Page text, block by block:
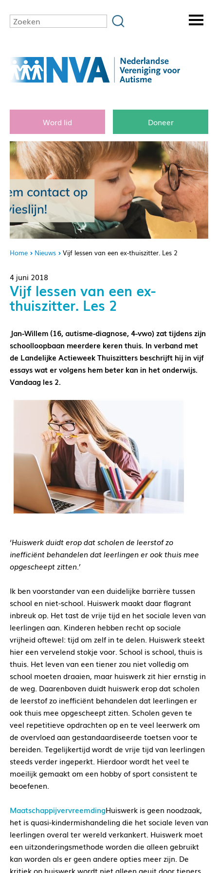
Word lid Doneer
Home Nieuws Vijf lessen van een ex-thuiszitter. Les 2
4 juni 2018
Vijf lessen van een ex-
thuiszitter. Les 2
Jan-Willem (16, autisme-diagnose, 4-vwo) zat tijdens zijn
schoolloopbaan meerdere keren thuis. In verband met
de Landelijke Actieweek Thuiszitters beschrijft hij in vijf
essays wat er volgens hem beter kan in het onderwijs.
Vandaag les 2.
‘Huiswerk duidt erop dat scholen de leerstof zo
inefficiënt behandelen dat leerlingen er ook thuis mee
opgescheept zitten.’
Ik ben voorstander van een duidelijke barrière tussen
school en niet-school. Huiswerk maakt daar flagrant
inbreuk op. Het tast de vrije tijd en het sociale leven van
leerlingen aan. Kinderen hebben recht op sociale
vrijheid oftewel: tijd om zelf in te delen. Huiswerk steekt
hier een vervelend stokje voor. School is school, thuis is
thuis. Het leven van een tiener zou niet volledig om
school moeten draaien, maar huiswerk zit hier ernstig in
de weg. Daarenboven duidt huiswerk erop dat scholen
de leerstof zo inefficiënt behandelen dat leerlingen er
ook thuis mee opgescheept zitten. Scholen geven te
veel repetitieve opdrachten op en te veel leerwerk om
de overvloed aan gestandaardiseerde toetsen voor te
bereiden. Tegelijkertijd wordt de vrije tijd van leerlingen
steeds verder ingeperkt. Hierdoor wordt het veel te
moeilijk gemaakt om een hobby of sport consistent te
beoefenen.
MaatschappijvervreemdingHuiswerk is geen noodzaak,
het is quasi-kindermishandeling die het sociale leven van
leerlingen overal ter wereld verkankert. Huiswerk moet
een uitzonderingsmethode worden die alleen gebruikt
kan worden als er geen andere opties meer zijn. De
kritiek op huiswerk wordt niet alleen geuit door tieners